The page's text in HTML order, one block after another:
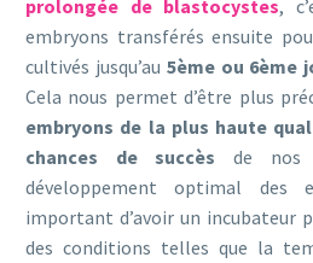
prolongée de blastocystes,
embryons transférés ensuite
cultivés jusqu’au 5ème ou 6ème
Cela nous permet d’être plus
embryons de la plus haute
chances de succès de nos
développement optimal
important d’avoir un incubateur
des conditions telles que la